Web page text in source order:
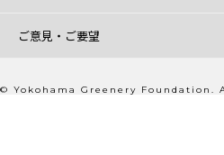
ご意見・ご要望
© Yokohama Greenery Foundation.